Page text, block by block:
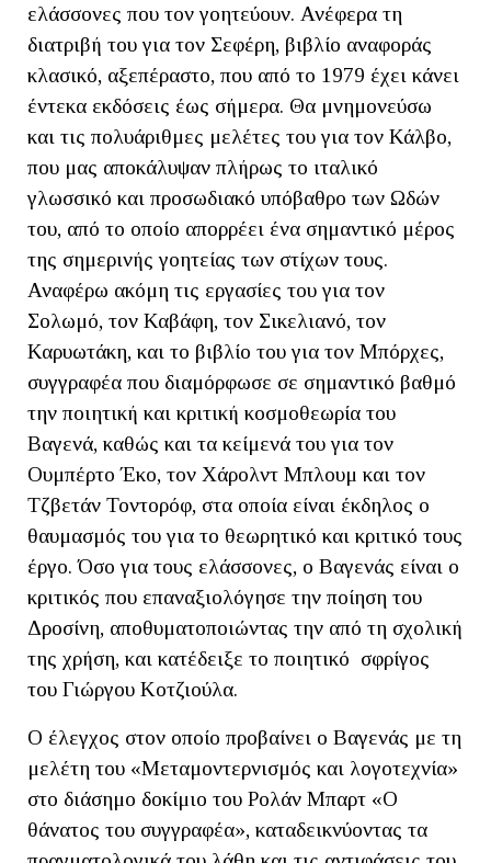
ελάσσονες που τον γοητεύουν. Ανέφερα τη
διατριβή του για τον Σεφέρη, βιβλίο αναφοράς
κλασικό, αξεπέραστο, που από το 1979 έχει κάνει
έντεκα εκδόσεις έως σήμερα. Θα μνημονεύσω
και τις πολυάριθμες μελέτες του για τον Κάλβο,
που μας αποκάλυψαν πλήρως το ιταλικό
γλωσσικό και προσωδιακό υπόβαθρο των Ωδών
του, από το οποίο απορρέει ένα σημαντικό μέρος
της σημερινής γοητείας των στίχων τους.
Αναφέρω ακόμη τις εργασίες του για τον
Σολωμό, τον Καβάφη, τον Σικελιανό, τον
Καρυωτάκη, και το βιβλίο του για τον Μπόρχες,
συγγραφέα που διαμόρφωσε σε σημαντικό βαθμό
την ποιητική και κριτική κοσμοθεωρία του
Βαγενά, καθώς και τα κείμενά του για τον
Ουμπέρτο Έκο, τον Χάρολντ Μπλουμ και τον
Τζβετάν Τοντορόφ, στα οποία είναι έκδηλος ο
θαυμασμός του για το θεωρητικό και κριτικό τους
έργο. Όσο για τους ελάσσονες, ο Βαγενάς είναι ο
κριτικός που επαναξιολόγησε την ποίηση του
Δροσίνη, αποθυματοποιώντας την από τη σχολική
της χρήση, και κατέδειξε το ποιητικό σφρίγος
του Γιώργου Κοτζιούλα.
Ο έλεγχος στον οποίο προβαίνει ο Βαγενάς με τη
μελέτη του «Μεταμοντερνισμός και λογοτεχνία»
στο διάσημο δοκίμιο του Ρολάν Μπαρτ «Ο
θάνατος του συγγραφέα», καταδεικνύοντας τα